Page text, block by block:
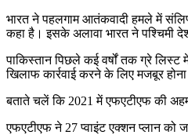
भारत ने पहलगाम आतंकवादी हमले में
कहा है। इसके अलावा भारत ने पश्चिमी
पाकिस्तान पिछले कई वर्षों तक ग्रे
खिलाफ कार्रवाई करने के लिए मजबूर
बताते चलें कि 2021 में एफएटीएफ की
एफएटीएफ ने 27 प्वाइंट एक्शन प्लान को